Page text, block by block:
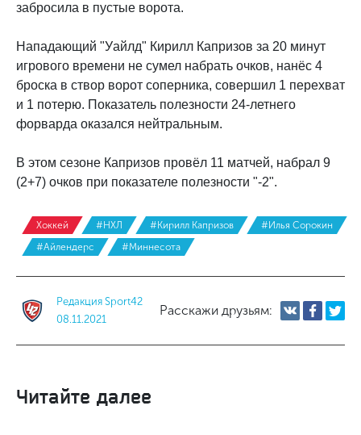
забросила в пустые ворота.
Нападающий "Уайлд" Кирилл Капризов за 20 минут
игрового времени не сумел набрать очков, нанёс 4
броска в створ ворот соперника, совершил 1 перехват
и 1 потерю. Показатель полезности 24-летнего
форварда оказался нейтральным.
В этом сезоне Капризов провёл 11 матчей, набрал 9
(2+7) очков при показателе полезности "-2".
Хоккей #НХЛ #Кирилл Капризов
#Илья Сорокин
#Айлендерс
#Миннесота
Редакция Sport42
08.11.2021
Расскажи друзьям:
Читайте далее